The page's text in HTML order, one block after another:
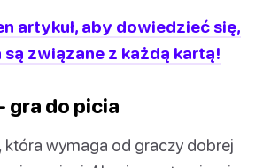
artykuł, aby dowiedzieć się,
są związane z każdą kartą!
gra do picia
która wymaga od graczy dobrej